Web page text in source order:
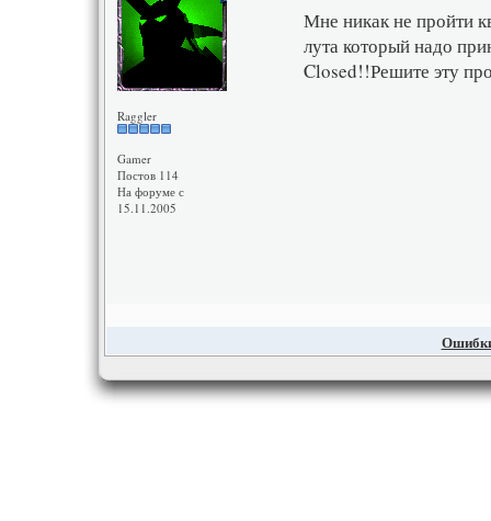
Raggler
Gamer
Постов 114
На форуме с
15.11.2005
Мне никак не пройти
лута который надо
Closed!!Решите эту